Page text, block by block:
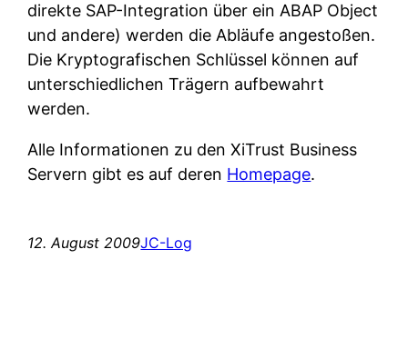
direkte SAP-Integration über ein ABAP Object
und andere) werden die Abläufe angestoßen.
Die Kryptografischen Schlüssel können auf
unterschiedlichen Trägern aufbewahrt
werden.
Alle Informationen zu den XiTrust Business
Servern gibt es auf deren Homepage.
12. August 2009JC-Log